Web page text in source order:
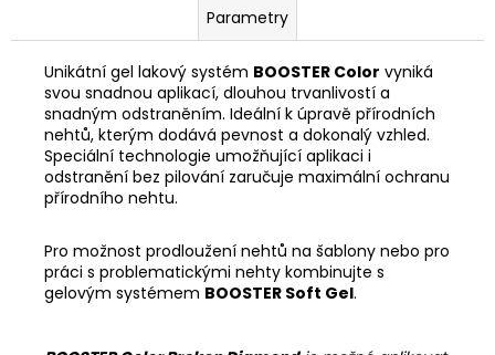
Parametry
Unikátní gel lakový systém BOOSTER Color vyniká
svou snadnou aplikací, dlouhou trvanlivostí a
snadným odstraněním. Ideální k úpravě přírodních
nehtů, kterým dodává pevnost a dokonalý vzhled.
Speciální technologie umožňující aplikaci i
odstranění bez pilování zaručuje maximální ochranu
přírodního nehtu.
Pro možnost prodloužení nehtů na šablony nebo pro
práci s problematickými nehty kombinujte s
gelovým systémem BOOSTER Soft Gel.